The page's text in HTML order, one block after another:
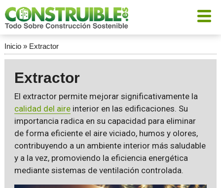
Inicio» Extractor
Extractor
El extractor permite mejorar significativamente la
calidad del aireinterior en las edificaciones. Su
importancia radica en su capacidad para eliminar
de forma eficiente el aire viciado, humos y olores,
contribuyendo a un ambiente interior más saludable
y a la vez, promoviendo la eficiencia energética
mediante sistemas de ventilación controlada.